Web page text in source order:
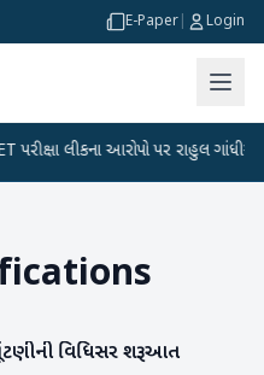
E-Paper Login
લીકના આરોપો પર રાહુલ ગાંધીએ કેન્દ્ર
વિધિસર શરૂઆત